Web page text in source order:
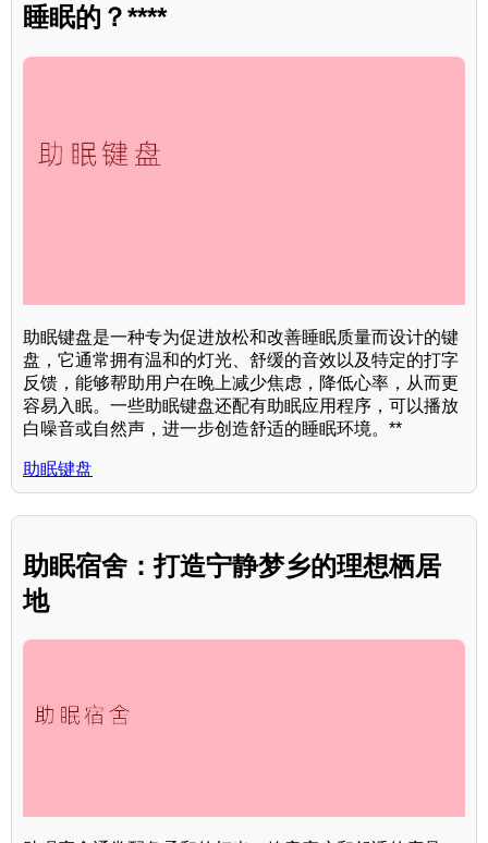
睡眠的？****
助眠键盘是一种专为促进放松和改善睡眠质量而设计的键
盘，它通常拥有温和的灯光、舒缓的音效以及特定的打字
反馈，能够帮助用户在晚上减少焦虑，降低心率，从而更
容易入眠。一些助眠键盘还配有助眠应用程序，可以播放
白噪音或自然声，进一步创造舒适的睡眠环境。**
助眠键盘
助眠宿舍：打造宁静梦乡的理想栖居
地